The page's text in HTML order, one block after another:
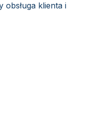
obsługa klienta i